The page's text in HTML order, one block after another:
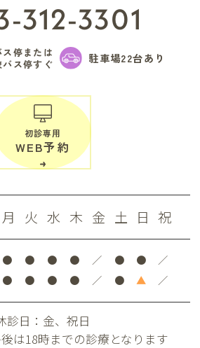
312-3301
停または
ス停すぐ
駐車場22台あり
初診専用
WEB予約
月 火 水 木 金 土 日 祝
● ● ● ● ／ ● ● ／
● ● ● ● ／ ● ▲ ／
診日：金、祝日
は18時までの診療となります